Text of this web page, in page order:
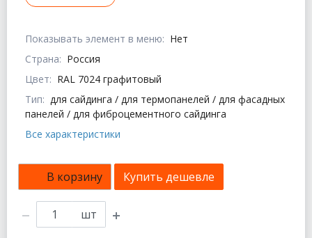
Показывать элемент в меню: Нет
Страна: Россия
Цвет: RAL 7024 графитовый
Тип: для сайдинга / для термопанелей / для фасадных
панелей / для фиброцементного сайдинга
Все характеристики
В корзину Купить дешевле
шт